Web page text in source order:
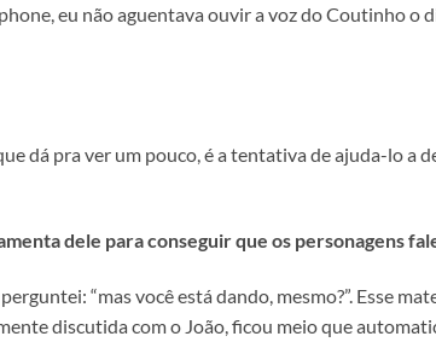
eu não aguentava ouvir a voz do Coutinho o
dá pra ver um pouco, é a tentativa de ajuda-lo a
dele para conseguir que os personagens
“mas você está dando, mesmo?”. Esse
discutida com o João, ficou meio que